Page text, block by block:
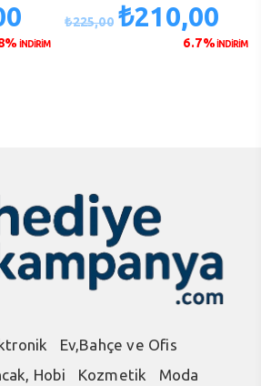
andaki
İNDİRİM
₺225,00 Orijinal
₺210,00
6.7%İNDİRİM
Ev,Bahçe ve Ofis
Hobi
Kozmetik Moda